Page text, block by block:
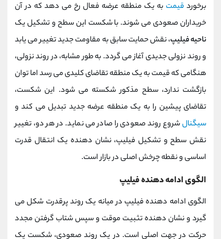
برخورد قیمت به یک منطقه عرضه فعال رخ می‌ دهد که در آن
خریداران صعودی می‌ شوند. با شکست این سطح و تشکیل یک
ناحیه فیلیپ، نقش حمایت سابق به مقاومت جدید تغییر می ‌یابد
و روند نزولی جدیدی آغاز می‌ گردد. به طور مشابه، در روند نزولی،
هنگامی که قیمت به یک منطقه تقاضای کلیدی می ‌رسد اما توان
بازگشت ندارد، سطح مذکور شکسته می ‌شود. این شکست،
تقاضای پیشین را به یک منطقه عرضه جدید تبدیل می کند و
سیگنالشروع روند صعودی را صادر می ‌نماید. در هر دو، تغییر
نقش سطح و تشکیل فیلیپ، نشان ‌دهنده یک انتقال قدرت
اساسی و نقطه چرخش اصلی در بازار است.
الگوی ادامه‌ دهنده فیلیپ
الگوی ادامه‌ دهنده فیلیپ در میانه یک روند پرقدرت شکل می‌
گیرد و نشان ‌دهنده تثبیت موقت و سپس شتاب گرفتن مجدد
حرکت در جهت اصلی است. در یک روند صعودی، شکست یک